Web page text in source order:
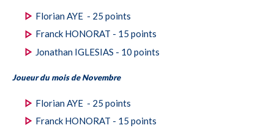
Florian AYE - 25 points
Franck HONORAT - 15 points
Jonathan IGLESIAS - 10 points
Joueur du mois de Novembre
Florian AYE - 25 points
Franck HONORAT - 15 points